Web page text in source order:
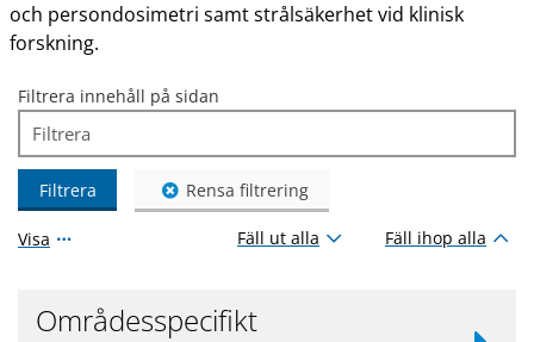
och persondosimetri samt strålsäkerhet vid klinisk
forskning.
Filtrera innehåll på sidan
Filtrera Rensa filtrering
Visa Fäll ut alla Fäll ihop alla
Områdesspecifikt